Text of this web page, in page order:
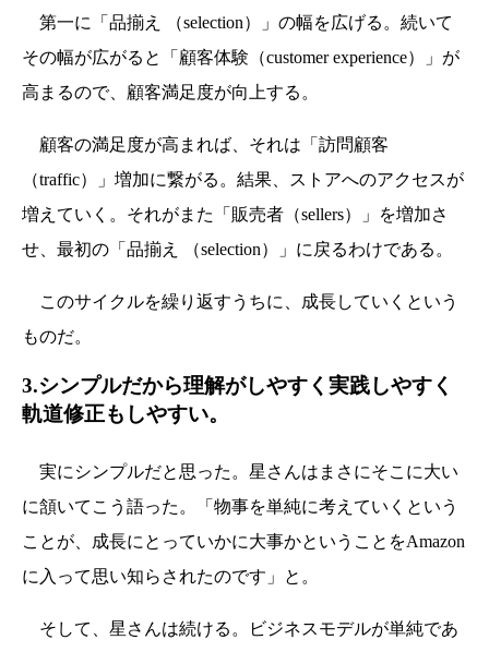
第一に「品揃え （selection）」の幅を広げる。続いて
その幅が広がると「顧客体験（customer experience）」が
高まるので、顧客満足度が向上する。
顧客の満足度が高まれば、それは「訪問顧客
（traffic）」増加に繋がる。結果、ストアへのアクセスが
増えていく。それがまた「販売者（sellers）」を増加さ
せ、最初の「品揃え （selection）」に戻るわけである。
このサイクルを繰り返すうちに、成長していくという
ものだ。
3.シンプルだから理解がしやすく実践しやすく
軌道修正もしやすい。
実にシンプルだと思った。星さんはまさにそこに大い
に頷いてこう語った。「物事を単純に考えていくという
ことが、成長にとっていかに大事かということをAmazon
に入って思い知らされたのです」と。
そして、星さんは続ける。ビジネスモデルが単純であ